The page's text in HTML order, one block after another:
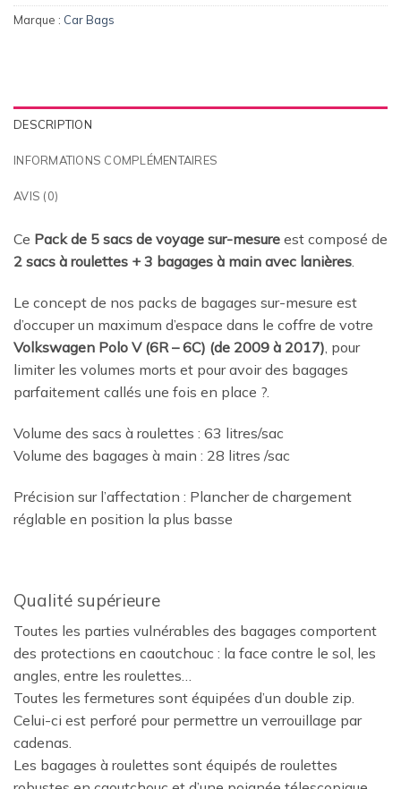
Marque : Car Bags
DESCRIPTION
INFORMATIONS COMPLÉMENTAIRES
AVIS (0)
Ce Pack de 5 sacs de voyage sur-mesure est composé de
2 sacs à roulettes + 3 bagages à main avec lanières.
Le concept de nos packs de bagages sur-mesure est
d’occuper un maximum d’espace dans le coffre de votre
Volkswagen Polo V (6R – 6C) (de 2009 à 2017), pour
limiter les volumes morts et pour avoir des bagages
parfaitement callés une fois en place ?.
Volume des sacs à roulettes : 63 litres/sac
Volume des bagages à main : 28 litres /sac
Précision sur l’affectation : Plancher de chargement
réglable en position la plus basse
Qualité supérieure
Toutes les parties vulnérables des bagages comportent
des protections en caoutchouc : la face contre le sol, les
angles, entre les roulettes…
Toutes les fermetures sont équipées d’un double zip.
Celui-ci est perforé pour permettre un verrouillage par
cadenas.
Les bagages à roulettes sont équipés de roulettes